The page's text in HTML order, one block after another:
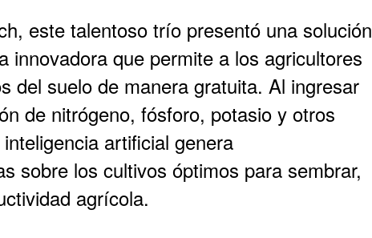
este talentoso trío presentó una solución
innovadora que permite a los agricultores
del suelo de manera gratuita. Al ingresar
de nitrógeno, fósforo, potasio y otros
artificial genera
sobre los cultivos óptimos para sembrar,
agrícola.